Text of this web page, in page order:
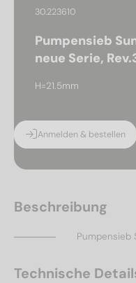
30.223610
Pumpensieb
neue Serie,
H=21.5mm
Anmelden & bestellen
Beschreibung
Pumpensieb
Technische